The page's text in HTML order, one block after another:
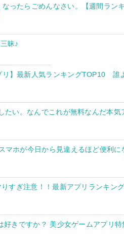
なったらごめんなさい。【週間ラン
昧♪
リ】最新人気ランキングTOP10 誰
たい。なんでこれが無料なんだ本気
マホが今日から見違えるほど便利に
りすぎ注意！！最新アプリランキング
好きですか？ 美少女ゲームアプリ特